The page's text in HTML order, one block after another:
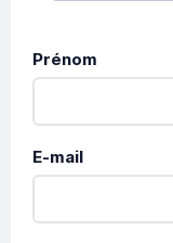
Prénom
E-mail